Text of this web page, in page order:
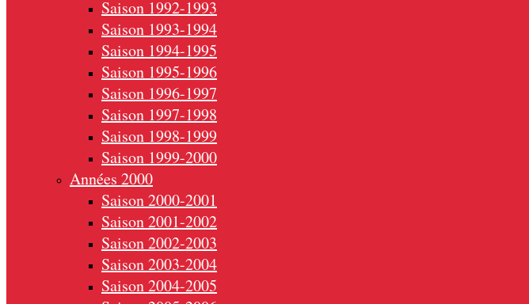
Saison 1992-1993
Saison 1993-1994
Saison 1994-1995
Saison 1995-1996
Saison 1996-1997
Saison 1997-1998
Saison 1998-1999
Saison 1999-2000
Années 2000
Saison 2000-2001
Saison 2001-2002
Saison 2002-2003
Saison 2003-2004
Saison 2004-2005